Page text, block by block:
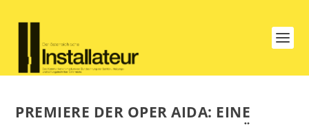
PREMIERE DER OPER AIDA: EINE